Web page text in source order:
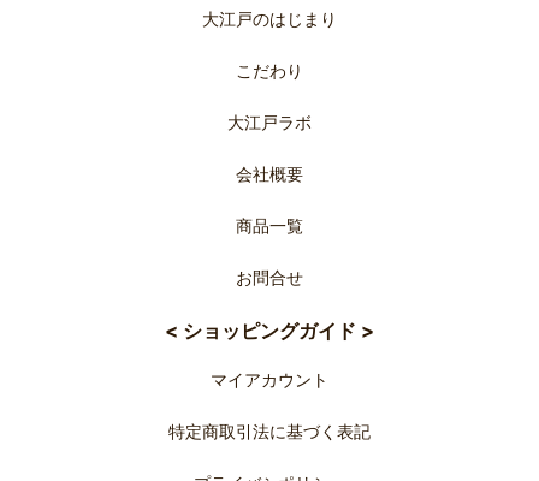
大江戸のはじまり
こだわり
大江戸ラボ
会社概要
商品一覧
お問合せ
< ショッピングガイド >
マイアカウント
特定商取引法に基づく表記